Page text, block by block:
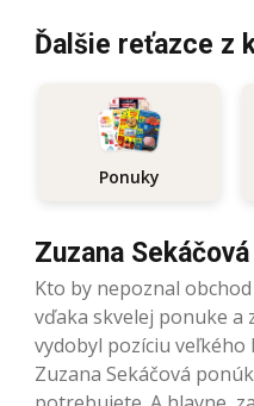
Ďalšie reťazce z
Ponuky
Zuzana
Kto by nepoznal
vďaka skvelej ponuke a
vydobyl pozíciu
Zuzana Sekáčová